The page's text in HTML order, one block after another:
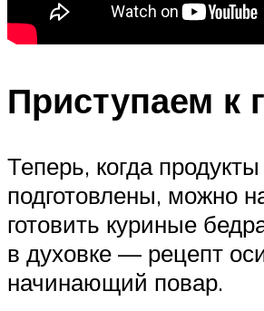
Приступаем к
Теперь, когда продукты
подготовлены, можно
готовить куриные
в духовке — рецепт
начинающий повар.